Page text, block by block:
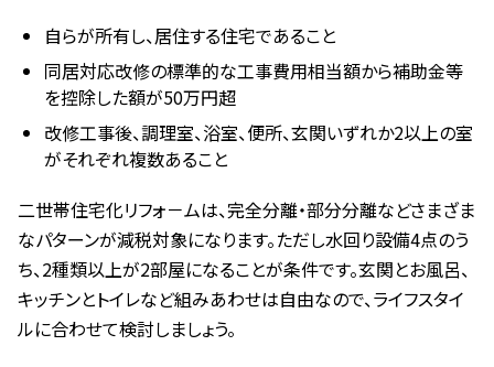
自らが所有し、居住する住宅であること
同居対応改修の標準的な工事費用相当額から補助金等
を控除した額が50万円超
改修工事後、調理室、浴室、便所、玄関いずれか2以上の室
がそれぞれ複数あること
二世帯住宅化リフォ－ムは、完全分離・部分分離などさまざま
なパターンが減税対象になります。ただし水回り設備4点のう
ち、2種類以上が2部屋になることが条件です。玄関とお風呂、
キッチンとトイレなど組みあわせは自由なので、ライフスタイ
ルに合わせて検討しましょう。